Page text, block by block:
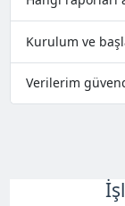
Kurulum ve
Verilerim